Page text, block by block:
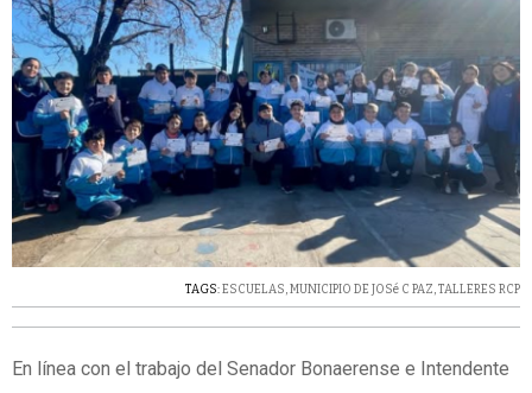
TAGS:ESCUELAS,MUNICIPIO DE JOSé C PAZ,TALLERES RCP
En línea con el trabajo del Senador Bonaerense e Intendente